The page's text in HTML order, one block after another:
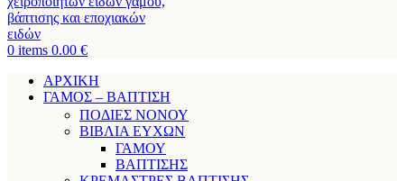
0 items 0.00 €
ΑΡΧΙΚΗ
ΓΑΜΟΣ – ΒΑΠΤΙΣΗ
ΠΟΔΙΕΣ ΝΟΝΟΥ
ΒΙΒΛΙΑ ΕΥΧΩΝ
ΓΑΜΟΥ
ΒΑΠΤΙΣΗΣ